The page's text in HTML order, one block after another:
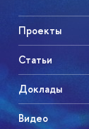
Проекты
Статьи
Доклады
Видео